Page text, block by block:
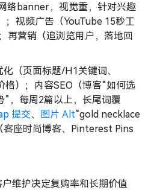
络banner，视觉重，针对兴趣
；视频广告（YouTube 15秒工
再营销（追浏览用户，落地回
化（页面标题/H1关键词、
）；内容SEO（博客“如何选
”，每周2篇以上，长尾词覆
提交、 图片 Alt“gold necklace
客座时尚博客、Pinterest Pins
维护决定复购率和长期价值